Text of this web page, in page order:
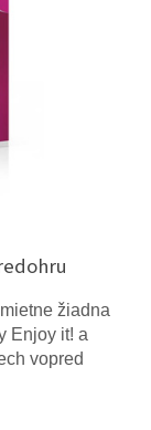
žiadna
Enjoy it! a
vopred